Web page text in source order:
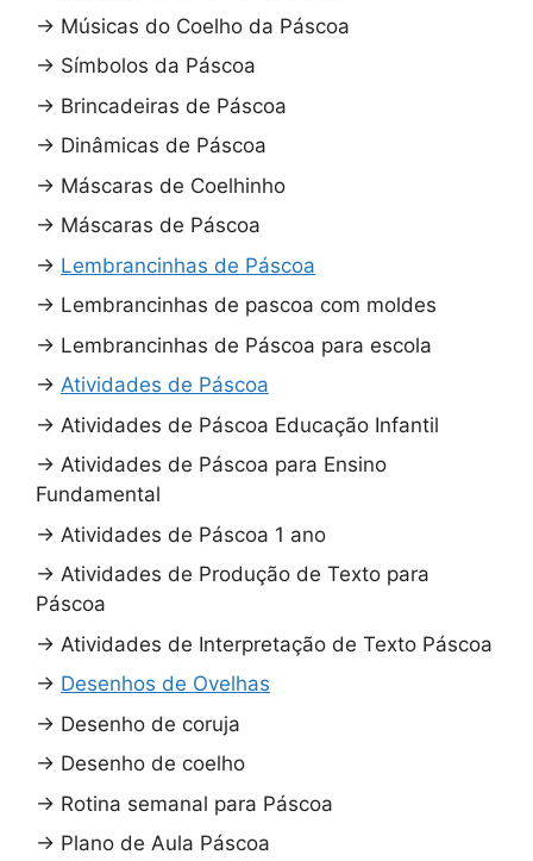
→ Músicas do Coelho da Páscoa
→ Símbolos da Páscoa
→ Brincadeiras de Páscoa
→ Dinâmicas de Páscoa
→ Máscaras de Coelhinho
→ Máscaras de Páscoa
→ Lembrancinhas de Páscoa
→ Lembrancinhas de pascoa com moldes
→ Lembrancinhas de Páscoa para escola
→ Atividades de Páscoa
→ Atividades de Páscoa Educação Infantil
→ Atividades de Páscoa para Ensino
Fundamental
→ Atividades de Páscoa 1 ano
→ Atividades de Produção de Texto para
Páscoa
→ Atividades de Interpretação de Texto Páscoa
→ Desenhos de Ovelhas
→ Desenho de coruja
→ Desenho de coelho
→ Rotina semanal para Páscoa
→ Plano de Aula Páscoa